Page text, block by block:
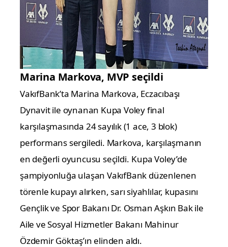
Marina Markova, MVP seçildi
VakıfBank’ta Marina Markova, Eczacıbaşı
Dynavit ile oynanan Kupa Voley final
karşılaşmasında 24 sayılık (1 ace, 3 blok)
performans sergiledi. Markova, karşılaşmanın
en değerli oyuncusu seçildi. Kupa Voley’de
şampiyonluğa ulaşan VakıfBank düzenlenen
törenle kupayı alırken, sarı siyahlılar, kupasını
Gençlik ve Spor Bakanı Dr. Osman Aşkın Bak ile
Aile ve Sosyal Hizmetler Bakanı Mahinur
Özdemir Göktaş’ın elinden aldı.